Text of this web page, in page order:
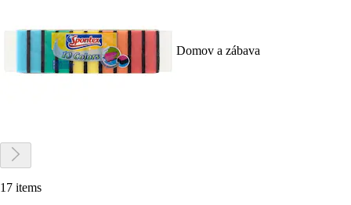
Domov a zábava
17 items